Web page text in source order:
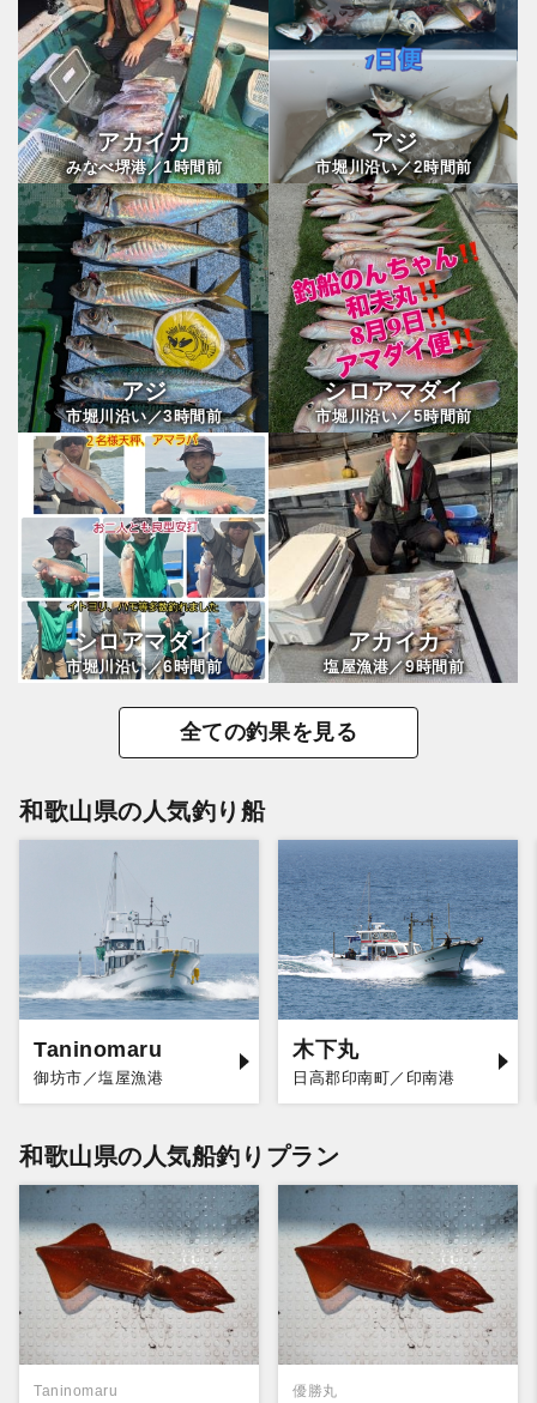
アカイカ
みなべ堺港／1時間前
アジ
市堀川沿い／2時間前
アジ
市堀川沿い／3時間前
シロアマダイ
市堀川沿い／5時間前
シロアマダイ
市堀川沿い／6時間前
アカイカ
塩屋漁港／9時間前
全ての釣果を見る
和歌山県の人気釣り船
Taninomaru
御坊市／塩屋漁港
木下丸
日高郡印南町／印南港
和歌山県の人気船釣りプラン
Taninomaru 優勝丸